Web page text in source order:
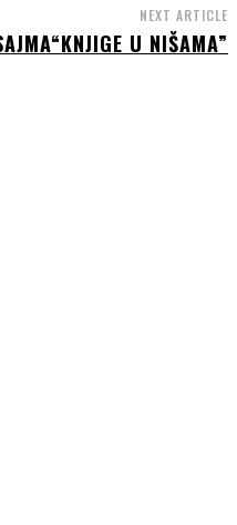
NEXT ARTICLE
U NIŠAMA”